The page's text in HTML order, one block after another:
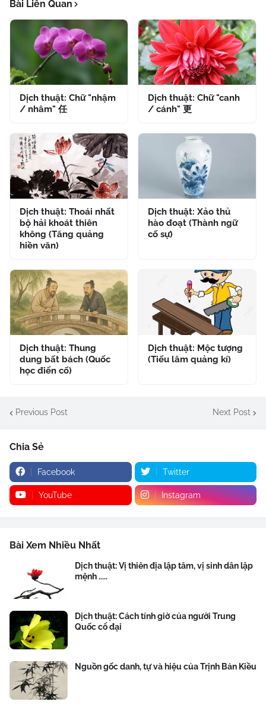
Bài Liên Quan
Dịch thuật: Chữ "nhậm
/ nhâm" 任
Dịch thuật: Chữ "canh
/ cánh" 更
Dịch thuật: Thoái nhất
bộ hải khoát thiên
không (Tăng quảng
hiền văn)
Dịch thuật: Xảo thủ
hào đoạt (Thành ngữ
cố sự)
Dịch thuật: Thung
dung bất bách (Quốc
học điển cố)
Dịch thuật: Mộc tượng
(Tiếu lâm quảng kí)
Previous Post Next Post
Chia Sẻ
Facebook Twitter
YouTube Instagram
Bài Xem Nhiều Nhất
Dịch thuật: Vị thiên địa lập tâm, vị sinh dân lập
mệnh .....
Dịch thuật: Cách tính giờ của người Trung
Quốc cổ đại
Nguồn gốc danh, tự và hiệu của Trịnh Bản Kiều